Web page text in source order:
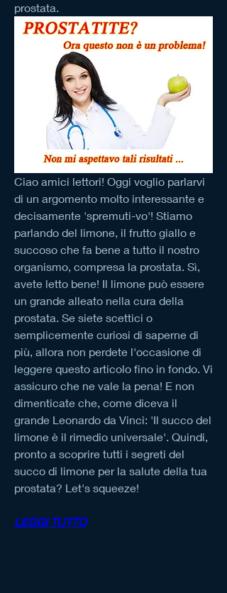
prostata.
Ciao amici lettori! Oggi voglio parlarvi
di un argomento molto interessante e
decisamente 'spremuti-vo'! Stiamo
parlando del limone, il frutto giallo e
succoso che fa bene a tutto il nostro
organismo, compresa la prostata. Sì,
avete letto bene! Il limone può essere
un grande alleato nella cura della
prostata. Se siete scettici o
semplicemente curiosi di saperne di
più, allora non perdete l'occasione di
leggere questo articolo fino in fondo. Vi
assicuro che ne vale la pena! E non
dimenticate che, come diceva il
grande Leonardo da Vinci: 'Il succo del
limone è il rimedio universale'. Quindi,
pronto a scoprire tutti i segreti del
succo di limone per la salute della tua
prostata? Let's squeeze!
LEGGI TUTTO